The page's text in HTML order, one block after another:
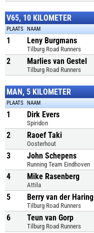
V65, 10 KILOMETER
PLAATS NAAM
1 Leny Burgmans
Tilburg Road Runners
2 Marlies van Gestel
Tilburg Road Runners
MAN, 5 KILOMETER
PLAATS NAAM
1 Dirk Evers
Spiridon
2 Raoef Taki
Oosterhout
3 John Schepens
Running Team Eindhoven
4 Mike Rasenberg
Attila
5 Berry van der Haring
Tilburg Road Runners
6 Teun van Gorp
Tilburg Road Runners